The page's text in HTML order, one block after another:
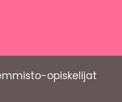
opiskelijat